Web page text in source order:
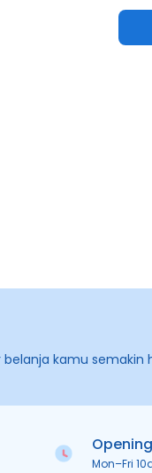
kamu semakin
Mon–Fri